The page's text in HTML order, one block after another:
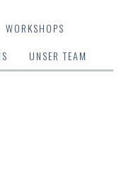
WORKSHOPS
UNSER TEAM